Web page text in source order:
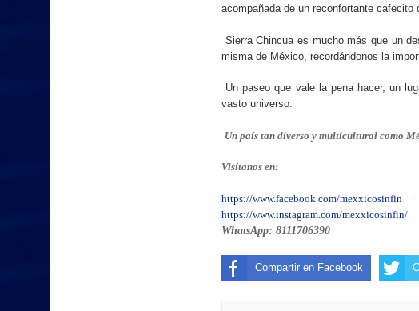
acompañada de un reconfortante cafecito
Sierra Chincua es mucho más que un
misma de México, recordándonos la
Un paseo que vale la pena hacer, un
vasto universo.
Un país tan diverso y multicultural como
Visítanos en:
https://www.facebook.com/mexxicosinfin
https://www.instagram.com/mexxicosinfin/
WhatsApp: 8111706390
Compartir en Facebook